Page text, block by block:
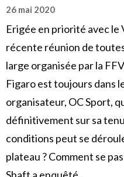
26 mai 2020
Erigée en priorité avec le
récente réunion de
large organisée par la
Figaro est toujours dans
organisateur, OC Sport,
définitivement sur sa
conditions peut se
plateau ? Comment se